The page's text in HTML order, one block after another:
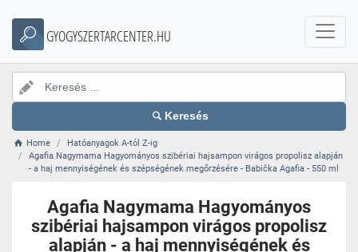
GYOGYSZERTARCENTER.HU
Keresés
Home
Hatóanyagok A-tól Z-ig
Agafia Nagymama Hagyományos szibériai hajsampon virágos propolisz alapján
- a haj mennyiségének és szépségének megőrzésére - Babička Agafia - 550 ml
Agafia Nagymama Hagyományos
szibériai hajsampon virágos propolisz
alapján - a haj mennyiségének és